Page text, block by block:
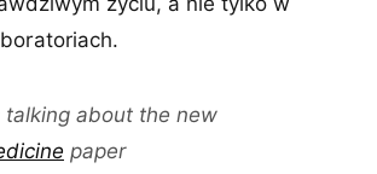
talking about the new
paper